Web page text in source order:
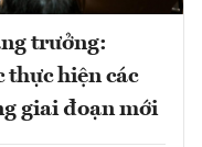
trưởng:
thực hiện các
giai đoạn mới